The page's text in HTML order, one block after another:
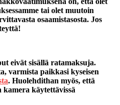
tai olet muutoin
osaamistasosta. Jos
eivät sisällä ratamaksuja.
varmista paikkasi kyseisen
. Huolehdithan myös, että
käytettävissä